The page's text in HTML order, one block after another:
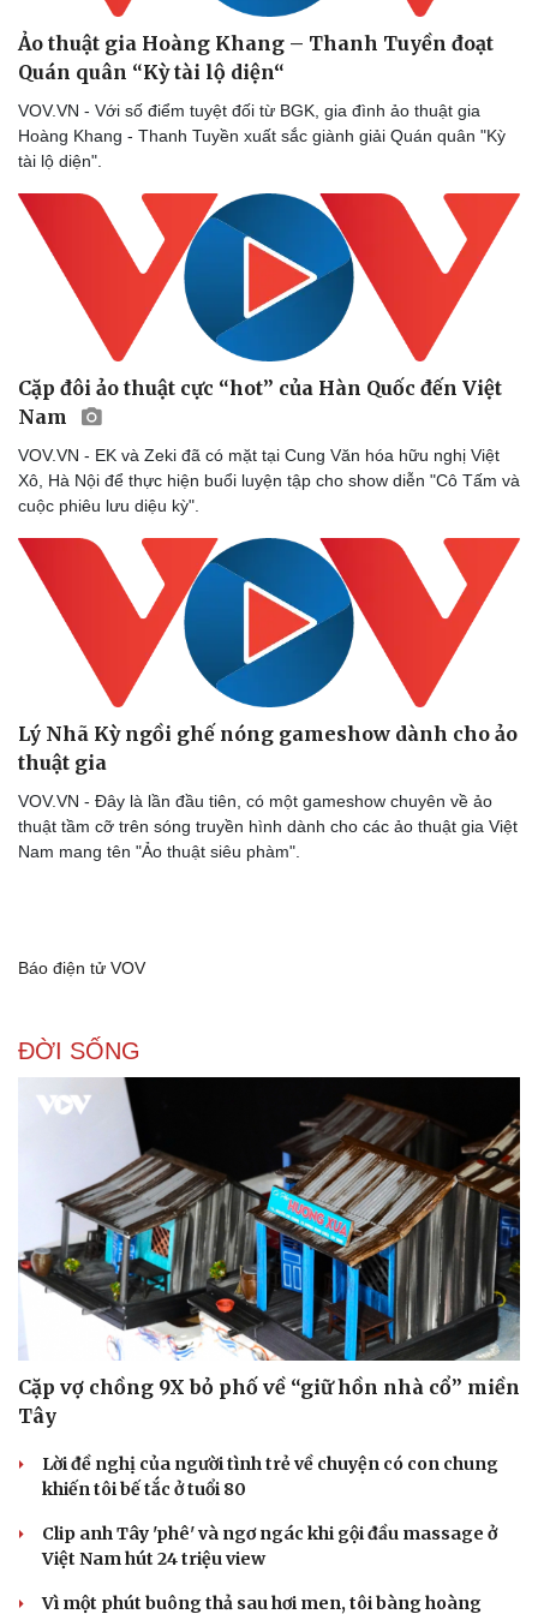
Doanh nghiệp
Thông tin doanh nghiệp
Doanh nghiệp 24h
Doanh nhân
Vì cộng đồng
Công nghệ
Sành điệu
Tin Công nghệ
Chuyển đổi số
Ảo thuật gia Hoàng Khang – Thanh Tuyền đoạt
Quán quân “Kỳ tài lộ diện“
VOV.VN - Với số điểm tuyệt đối từ BGK, gia đình ảo thuật gia
Hoàng Khang - Thanh Tuyền xuất sắc giành giải Quán quân "Kỳ
tài lộ diện".
Cặp đôi ảo thuật cực “hot” của Hàn Quốc đến Việt
Nam
VOV.VN - EK và Zeki đã có mặt tại Cung Văn hóa hữu nghị Việt
Xô, Hà Nội để thực hiện buổi luyện tập cho show diễn "Cô Tấm và
cuộc phiêu lưu diệu kỳ".
Lý Nhã Kỳ ngồi ghế nóng gameshow dành cho ảo
thuật gia
VOV.VN - Đây là lần đầu tiên, có một gameshow chuyên về ảo
thuật tầm cỡ trên sóng truyền hình dành cho các ảo thuật gia Việt
Nam mang tên "Ảo thuật siêu phàm".
Báo điện tử VOV
ĐỜI SỐNG
Cặp vợ chồng 9X bỏ phố về “giữ hồn nhà cổ” miền
Tây
Lời đề nghị của người tình trẻ về chuyện có con chung
khiến tôi bế tắc ở tuổi 80
Clip anh Tây 'phê' và ngơ ngác khi gội đầu massage ở
Việt Nam hút 24 triệu view
Vì một phút buông thả sau hơi men, tôi bàng hoàng